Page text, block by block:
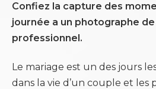
Confiez la capture des
journée a un photographe
professionnel.
Le mariage est un des jours
dans la vie d’un couple et les